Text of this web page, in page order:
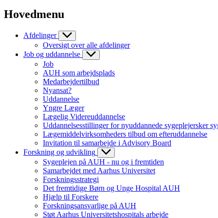
Hovedmenu
Afdelinger
Oversigt over alle afdelinger
Job og uddannelse
Job
AUH som arbejdsplads
Medarbejdertilbud
Nyansat?
Uddannelse
Yngre Læger
Lægelig Videreuddannelse
Uddannelsesstillinger for nyuddannede sygeplejersker
Lægemiddelvirksomheders tilbud om efteruddannelse
Invitation til samarbejde i Advisory Board
Forskning og udvikling
Sygeplejen på AUH - nu og i fremtiden
Samarbejdet med Aarhus Universitet
Forskningsstrategi
Det fremtidige Børn og Unge Hospital AUH
Hjælp til Forskere
Forskningsansvarlige på AUH
Støt Aarhus Universitetshospitals arbejde